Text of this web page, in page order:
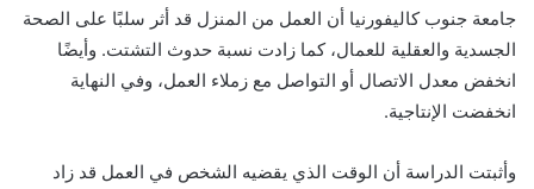
جامعة جنوب كاليفورنيا أن العمل من المنزل قد أثر سلبًا على الصحة
الجسدية والعقلية للعمال، كما زادت نسبة حدوث التشتت. وأيضًا
انخفض معدل الاتصال أو التواصل مع زملاء العمل، وفي النهاية
انخفضت الإنتاجية.
وأثبتت الدراسة أن الوقت الذي يقضيه الشخص في العمل قد زاد